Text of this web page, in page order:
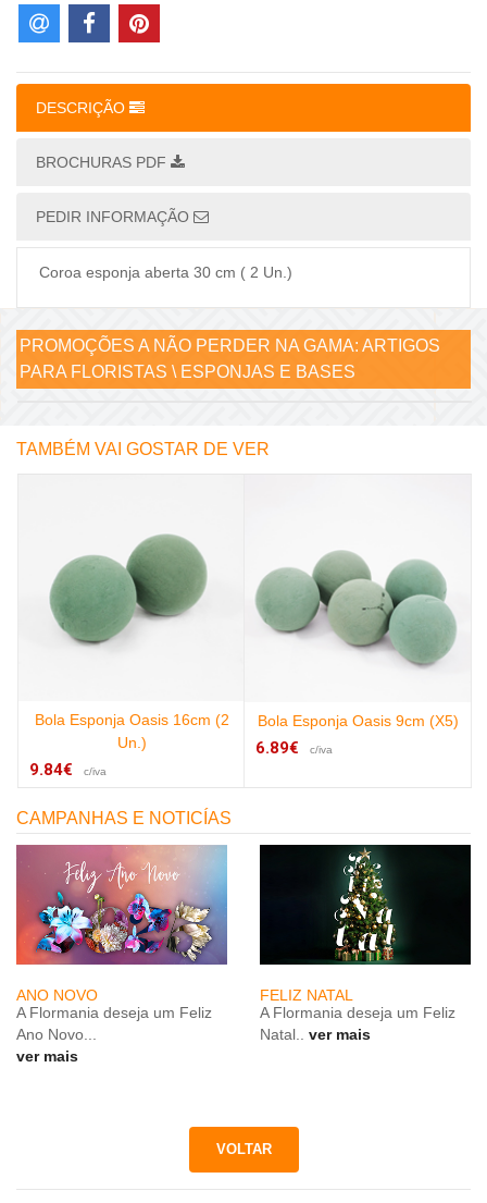
DESCRIÇÃO
BROCHURAS PDF
PEDIR INFORMAÇÃO
Coroa esponja aberta 30 cm ( 2 Un.)
PROMOÇÕES A NÃO PERDER NA GAMA: ARTIGOS
PARA FLORISTAS \ ESPONJAS E BASES
TAMBÉM VAI GOSTAR DE VER
Bola Esponja Oasis 16cm (2
Un.)
9.84€ c/iva
Bola Esponja Oasis 9cm (X5)
6.89€ c/iva
CAMPANHAS E NOTICÍAS
ANO NOVO
A Flormania deseja um Feliz
Ano Novo...
ver mais
FELIZ NATAL
A Flormania deseja um Feliz
Natal..
ver mais